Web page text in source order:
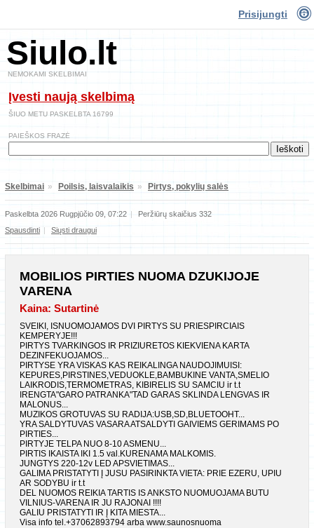
Prisijungti
Siulo.lt
NEMOKAMI SKELBIMAI
Įvesti naują skelbimą
ŠIUO METU PASKELBTA 16799
PAIEŠKOS FRAZĖ
Skelbimai » Poilsis, laisvalaikis » Pirtys, pokylių salės
Paskelbta 2026 Rugpjūčio 09, 07:22 |
Peržiūrų skaičius 332
Spausdinti | Siųsti draugui
MOBILIOS PIRTIES NUOMA DZUKIJOJE
VARENA
Kaina: Sutartinė
SVEIKI, ISNUOMOJAMOS DVI PIRTYS SU PRIESPIRCIAIS
KEMPERYJE!!!
PIRTYS TVARKINGOS IR PRIZIURETOS KIEKVIENA KARTA
DEZINFEKUOJAMOS...
PIRTYSE YRA VISKAS KAS REIKALINGA NAUDOJIMUISI:
KEPURES,PIRSTINES,VEDUOKLE,BAMBUKINE VANTA,SMELIO
LAIKRODIS,TERMOMETRAS, KIBIRELIS SU SAMCIU ir t.t
IRENGTA"GARO PATRANKA"TAD GARAS SKLINDA LENGVAS IR
MALONUS...
MUZIKOS GROTUVAS SU RADIJA:USB,SD,BLUETOOHT...
YRA SALDYTUVAS VASARA ATSALDYTI GAIVIEMS GERIMAMS PO
PIRTIES...
PIRTYJE TELPA NUO 8-10 ASMENU...
PIRTIS IKAISTA IKI 1.5 val.KURENAMA MALKOMIS.
JUNGTYS 220-12v LED APSVIETIMAS...
GALIMA PRISTATYTI Į JUSU PASIRINKTA VIETA: PRIE EZERU, UPIU
AR SODYBU ir t.t
DEL NUOMOS REIKIA TARTIS IS ANKSTO NUOMUOJAMA BUTU
VILNIUS-VARENA IR JU RAJONAI !!!!
GALIU PRISTATYTI IR Į KITA MIESTA...
Visa info tel.+37062893794 arba www.saunosnuoma